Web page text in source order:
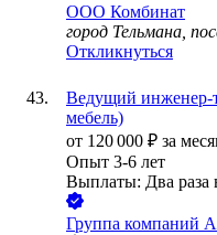
ООО Комбинат
город Тельмана,
Откликнуться
Ведущий инженер-
мебель)
от 120 000 ₽ за
Опыт 3-6 лет
Выплаты: Два раза
Группа компаний